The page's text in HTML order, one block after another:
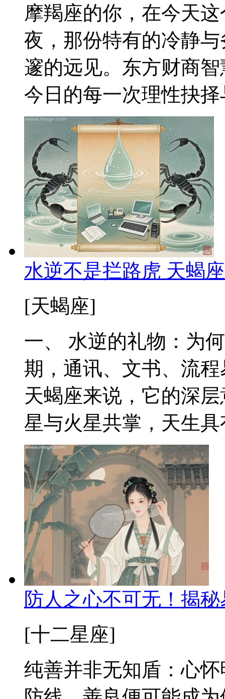
摩羯座的你，在今天
夜，那份特有的冷静
邃的远见。东方财商
今日的每一次理性抉
水逆不是拦路虎 天蝎
[天蝎座]
一、 水逆的礼物：为
期，通讯、文书、流
天蝎座来说，它的深
星与火星共掌，天生
防人之心不可无！揭
[十二星座]
纯善并非无知盾：心